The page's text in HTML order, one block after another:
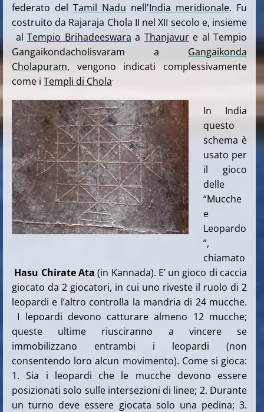
federato delTamil Nadu nell'India meridionale. Fu
costruito da Rajaraja Chola II nel XII secolo e, insieme
alTempio Brihadeeswara a Thanjavure al Tempio
Gangaikondacholisvaram a Gangaikonda
Cholapuram, vengono indicati complessivamente
come i Templi di Chola.
In India
questo
schema è
usato per
il gioco
delle
“Mucche
e
Leopardo
”,
chiamato
Hasu Chirate Ata (in Kannada). E’ un gioco di caccia
giocato da 2 giocatori, in cui uno riveste il ruolo di 2
leopardi e l’altro controlla la mandria di 24 mucche.
I lepoardi devono catturare almeno 12 mucche;
queste ultime riusciranno a vincere se
immobilizzano entrambi i leopardi (non
consentendo loro alcun movimento). Come si gioca:
1. Sia i leopardi che le mucche devono essere
posizionati solo sulle intersezioni di linee; 2. Durante
un turno deve essere giocata solo una pedina; 3.